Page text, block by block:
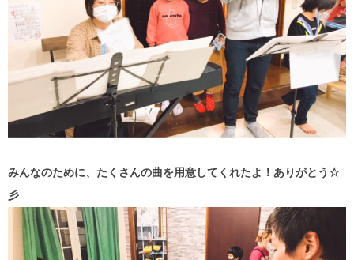
みんなのために、たくさんの曲を用意してくれたよ！ありがとう☆
彡